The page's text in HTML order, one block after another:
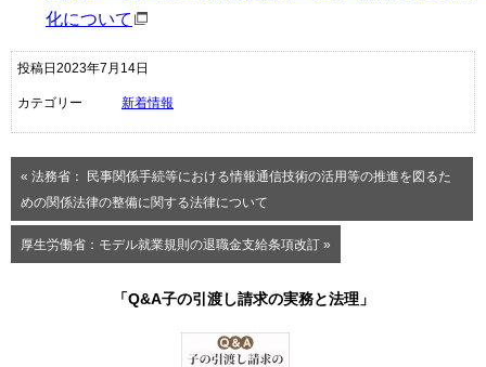
化について
投稿日2023年7月14日
カテゴリー 新着情報
« 法務省： 民事関係手続等における情報通信技術の活用等の推進を図るた
めの関係法律の整備に関する法律について
厚生労働省：モデル就業規則の退職金支給条項改訂 »
「Q&A子の引渡し請求の実務と法理」